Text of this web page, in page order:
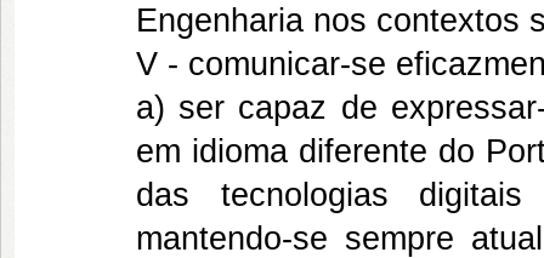
Engenharia nos contextos
V - comunicar-se
a) ser capaz de
em idioma diferente do
das tecnologias
mantendo-se sempre